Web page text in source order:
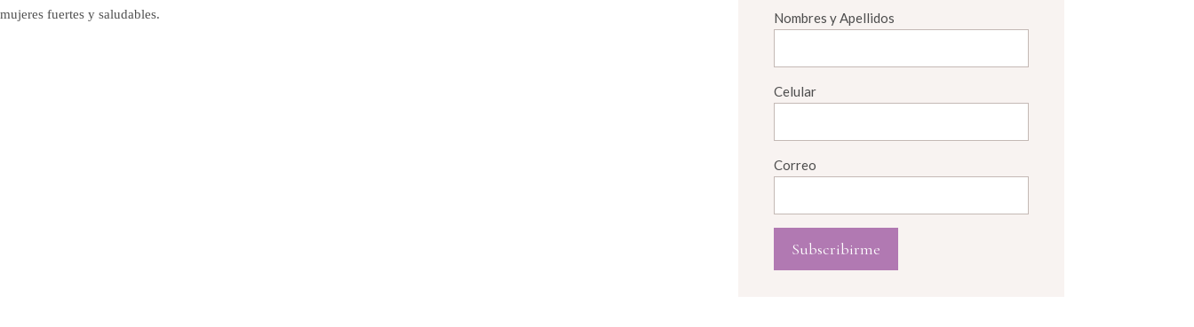
mujeres fuertes y saludables.
Nombres y Apellidos
Celular
Correo
Subscribirme